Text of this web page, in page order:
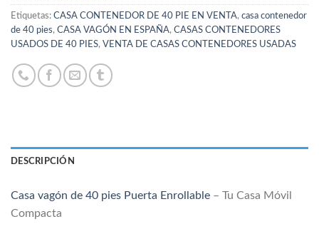
Etiquetas: CASA CONTENEDOR DE 40 PIE EN VENTA, casa contenedor
de 40 pies, CASA VAGÓN EN ESPAÑA, CASAS CONTENEDORES
USADOS DE 40 PIES, VENTA DE CASAS CONTENEDORES USADAS
DESCRIPCIÓN
Casa vagón de 40 pies Puerta Enrollable – Tu Casa Móvil
Compacta